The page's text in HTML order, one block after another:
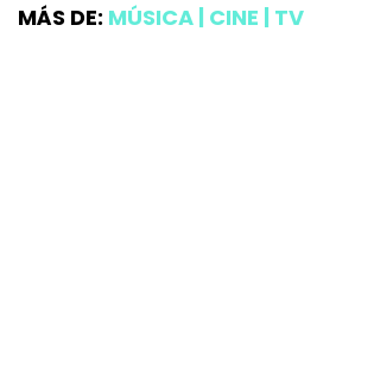
MÁS DE: MÚSICA | CINE | TV